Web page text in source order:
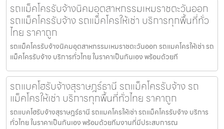
รถแม็คโครรับจ้างนิคมอุตสาหกรรมเหมราชตะวันออก
รถแม็คโครรับจ้าง รถแม็คโครให้เช่า บริการทุกพื้นที่ทั่ว
ไทย ราคาถูก
รถแม็คโครรับจ้างนิคมอุตสาหกรรมเหมราชตะวันออก รถแมคโครให้เช่า รถ
แม็คโครรับจ้าง บริการทั่วไทย ในราคาเป็นกันเอง พร้อมด้วยที
รถแบคโฮรับจ้างสุราษฎร์ธานี รถแม็คโครรับจ้าง รถ
แม็คโครให้เช่า บริการทุกพื้นที่ทั่วไทย ราคาถูก
รถแบคโฮรับจ้างสุราษฎร์ธานี รถแมคโครให้เช่า รถแม็คโครรับจ้าง บริการ
ทั่วไทย ในราคาเป็นกันเอง พร้อมด้วยทีมงานที่มีประสบการณ